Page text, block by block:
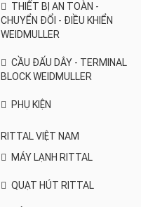
THIẾT BỊ AN TOÀN -
CHUYỂN ĐỔI - ĐIỀU KHIỂN
WEIDMULLER
CẦU ĐẤU DÂY - TERMINAL
BLOCK WEIDMULLER
PHỤ KIỆN
RITTAL VIỆT NAM
MÁY LẠNH RITTAL
QUẠT HÚT RITTAL